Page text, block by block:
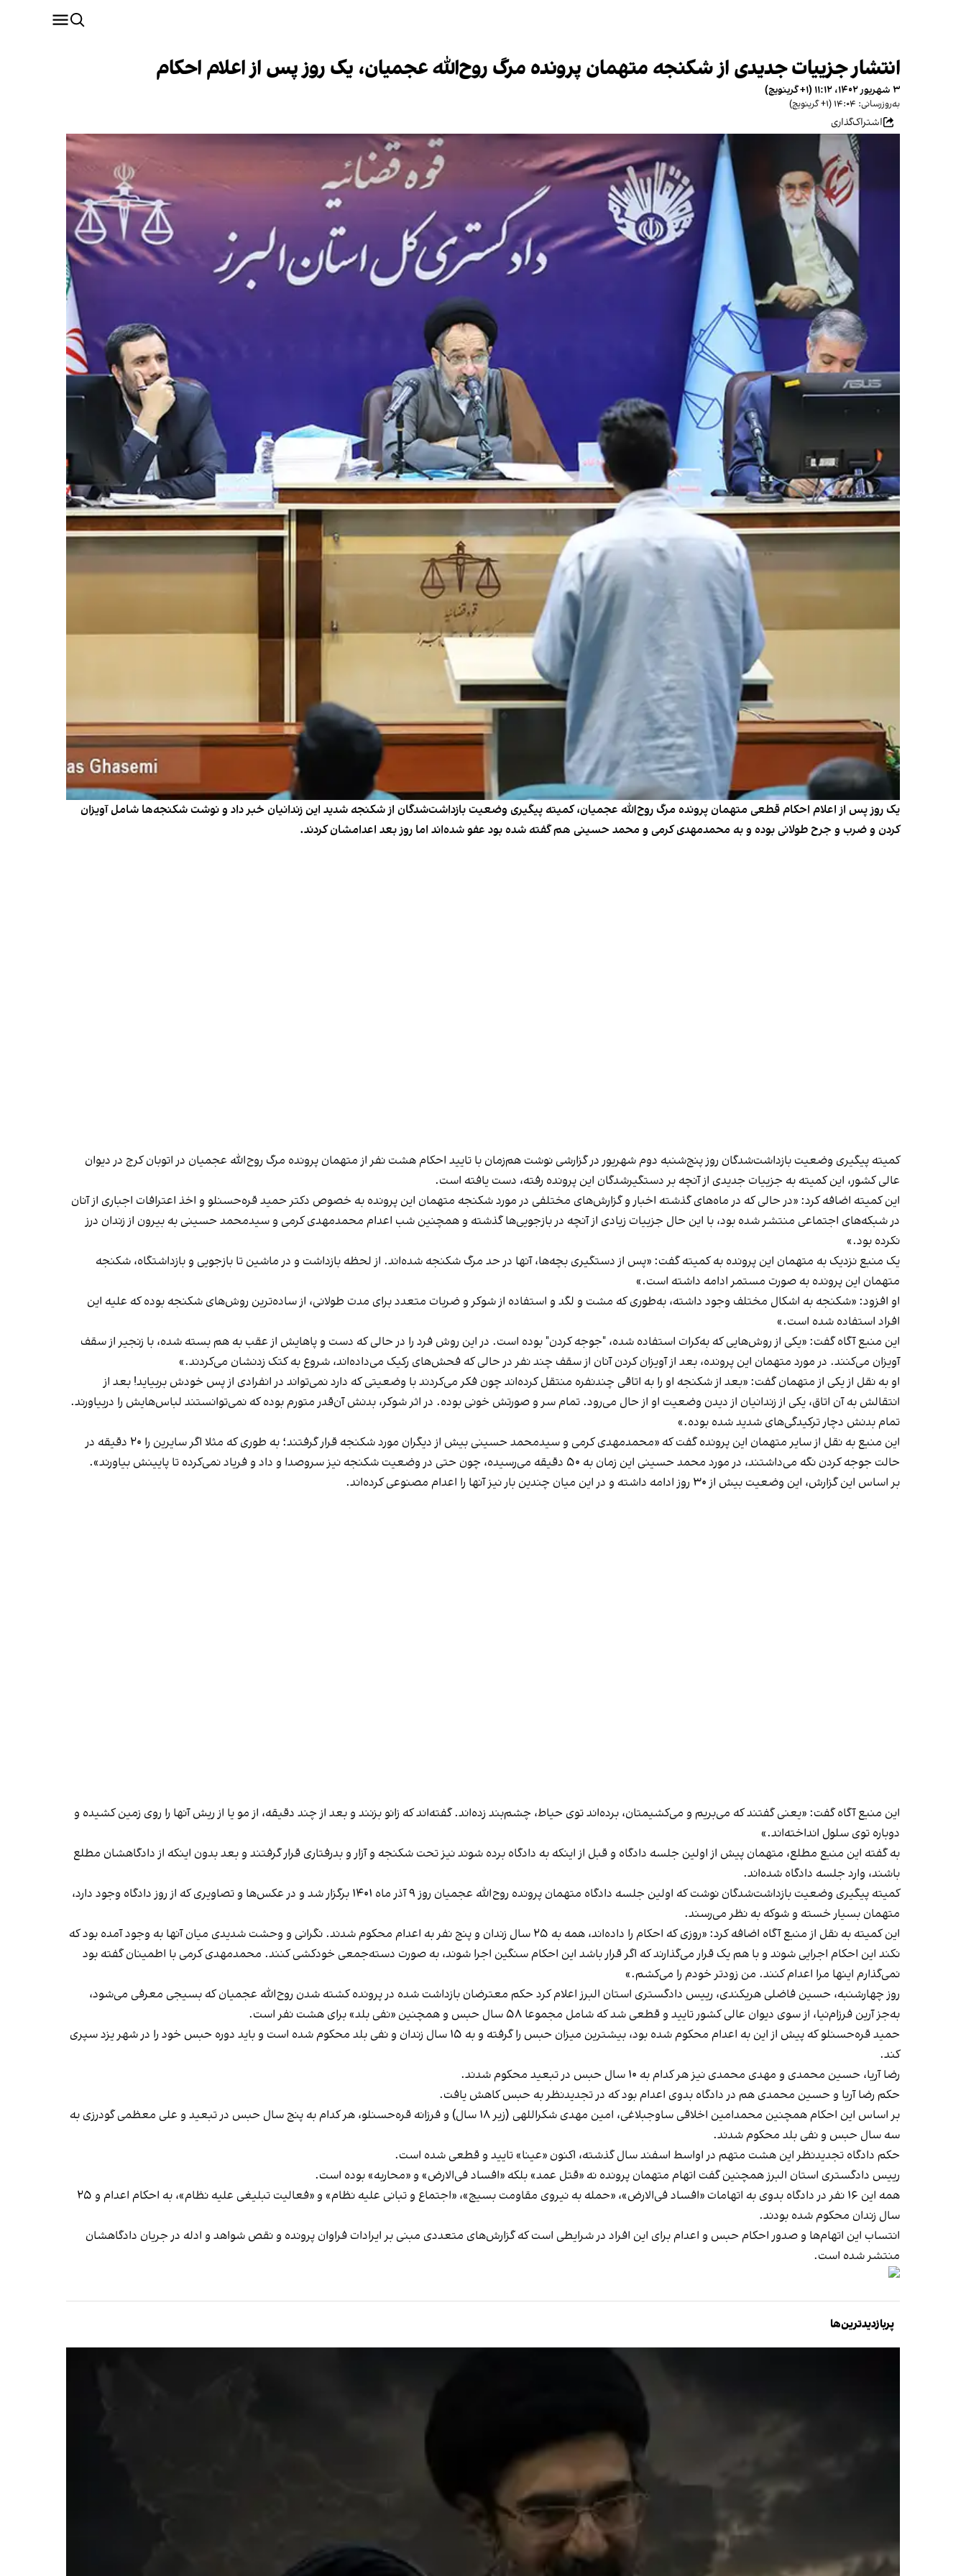
انتشار جزییات جدیدی از شکنجه متهمان پرونده مرگ روح‌الله عجمیان، یک روز پس از اعلام احکام
۳ شهریور ۱۴۰۲، ۱۱:۱۲ (‎+۱ گرینویچ)
به‌روزرسانی: ۱۴:۰۴ (‎+۱ گرینویچ)
اشتراک‌گذاری
یک روز پس از اعلام احکام قطعی متهمان پرونده مرگ روح‌الله عجمیان، کمیته پیگیری وضعیت بازداشت‌شدگان از شکنجه شدید این زندانیان خبر داد و نوشت شکنجه‌ها شامل آویزان‌
کردن و ضرب و جرح طولانی بوده و به محمدمهدی کرمی و محمد حسینی هم گفته شده بود عفو شده‌اند اما روز بعد اعدامشان کردند.
کمیته پیگیری وضعیت بازداشت‌شدگان روز پنج‌شنبه دوم شهریور در گزارشی نوشت هم‌زمان با تایید احکام هشت نفر از متهمان پرونده مرگ روح‌الله عجمیان در اتوبان کرج در دیوان
عالی کشور، این کمیته به جزییات جدیدی از آنچه بر دستگیرشدگان این پرونده رفته، دست یافته است.
این کمیته اضافه کرد: «در حالی که در ماه‌‏های گذشته اخبار و گزارش‌های مختلفی در مورد شکنجه متهمان این پرونده به خصوص دکتر حمید قره‌‎حسنلو و اخذ اعترافات اجباری از آنان
در شبکه‌‎های اجتماعی منتشر شده بود، با این حال جزییات زیادی از آنچه در بازجویی‌ها گذشته و همچنین شب اعدام محمدمهدی کرمی و سیدمحمد حسینی به بیرون از زندان درز
نکرده بود.»
یک منبع نزدیک به متهمان این پرونده به کمیته گفت: «پس از دستگیری بچه‌ها، آنها در حد مرگ شکنجه شده‎‌اند. از لحظه بازداشت و در ماشین تا بازجویی و بازداشتگاه، شکنجه
متهمان این پرونده به صورت مستمر ادامه داشته است.»
او افزود: «شکنجه به اشکال مختلف وجود داشته، به‌طوری که مشت‌ و لگد و استفاده از شوکر و ضربات متعدد برای مدت طولانی، از ساده‌‎ترین روش‎‌های شکنجه بوده که علیه این
افراد استفاده شده است.»
این منبع آگاه گفت: «یکی از روش‌‎هایی که به‌کرات استفاده شده، "جوجه کردن" بوده است. در این روش فرد را در حالی که دست و پاهایش از عقب به هم بسته شده، با زنجیر از سقف
آویزان می‌کنند. در مورد متهمان این پرونده، بعد از آویزان کردن آنان از سقف چند نفر در حالی که فحش‌های رکیک می‌‎داده‌اند، شروع به کتک زدنشان می‌کردند.»
او به نقل از یکی از متهمان گفت: «بعد از شکنجه او را به اتاقی چندنفره منتقل کرده‌اند چون فکر می‌کردند با وضعیتی که دارد نمی‌تواند در انفرادی از پس خودش بربیاید! بعد از
انتقالش به آن اتاق، یکی از زندانیان از دیدن وضعیت او از حال می‌رود. تمام سر و صورتش خونی بوده. در اثر شوکر، بدنش آن‌قدر متورم بوده که نمی‌توانستند لباس‌‎هایش را دربیاورند.
تمام بدنش دچار ترکیدگی‎‌های شدید شده بوده.»
این منبع به نقل از سایر متهمان این پرونده گفت که «محمدمهدی کرمی و سیدمحمد حسینی بیش از دیگران مورد شکنجه قرار گرفتند؛ به طوری که مثلا اگر سایرین را ۲۰ دقیقه در
حالت جوجه کردن نگه می‌داشتند، در مورد محمد حسینی این زمان به ۵۰ دقیقه می‌رسیده، چون حتی در وضعیت شکنجه نیز سروصدا و داد و فریاد نمی‌کرده تا پایینش بیاورند».
بر اساس این گزارش، این وضعیت بیش از ۳۰ روز ادامه داشته و در این میان چندین بار نیز آنها را اعدام مصنوعی کرده‌‎اند.
این منبع آگاه گفت: «یعنی گفتند که می‌بریم و می‌کشیمتان، برده‌اند توی حیاط، چشم‌‎بند زده‌اند. گفته‎‌اند که زانو بزنند و بعد از چند دقیقه، از مو یا از ریش آنها را روی زمین کشیده و
دوباره توی سلول انداخته‌اند.»
به گفته این منبع مطلع، متهمان پیش از اولین جلسه دادگاه و قبل از اینکه به دادگاه برده شوند نیز تحت شکنجه و آزار و بد‌رفتاری قرار گرفتند و بعد بدون اینکه از دادگاهشان مطلع
باشند، وارد جلسه دادگاه شده‌اند.
کمیته پیگیری وضعیت بازداشت‌شدگان نوشت که اولین جلسه دادگاه متهمان پرونده روح‌‎الله عجمیان روز ۹ آذر ماه ۱۴۰۱ برگزار شد و در عکس‌‎ها و تصاویری که از روز دادگاه وجود دارد،
متهمان بسیار خسته و شوکه به نظر می‌‎رسند.
این کمیته به نقل از منبع آگاه اضافه کرد: «روزی که احکام را داده‌‎اند، همه به ۲۵ سال زندان و پنج نفر به اعدام محکوم شدند. نگرانی و وحشت شدیدی میان آنها به وجود آمده بود که
نکند این احکام اجرایی شوند و با هم یک قرار می‎‌گذارند که اگر قرار باشد این احکام سنگین اجرا شوند، به صورت دسته‌جمعی خودکشی کنند. محمدمهدی کرمی با اطمینان گفته بود
نمی‌گذارم اینها مرا اعدام کنند. من زودتر خودم را می‌کشم.»
روز چهارشنبه، حسین فاضلی هریکندی، رییس دادگستری استان البرز اعلام کرد حکم معترضان بازداشت شده در پرونده کشته شدن روح‌الله عجمیان که بسیجی معرفی می‌شود،
به‌جز آرین فرزام‌نیا، از سوی دیوان عالی کشور تایید و قطعی شد که شامل مجموعا ۵۸ سال حبس و همچنین «نفی بلد» برای هشت نفر است.
حمید قره‌حسنلو که پیش از این به اعدام محکوم شده بود، بیشترین میزان حبس را گرفته و به ۱۵ سال زندان و نفی بلد محکوم شده است و باید دوره حبس خود را در شهر یزد سپری
کند.
رضا آریا، حسین محمدی و مهدی محمدی نیز هر کدام به ۱۰ سال حبس در تبعید محکوم شدند.
حکم رضا آریا و حسین محمدی هم در دادگاه بدوی اعدام بود که در تجدیدنظر به حبس کاهش یافت.
بر اساس این احکام همچنین محمدامین اخلاقی ساوجبلاغی، امین مهدی شکراللهی (زیر ۱۸ سال) و فرزانه قره‌حسنلو، هر کدام به پنج سال حبس در تبعید و علی معظمی گودرزی به
سه سال حبس و نفی بلد محکوم شدند.
حکم دادگاه تجدید‌نظر این هشت متهم در اواسط اسفند سال گذشته، اکنون «عینا» تایید و قطعی شده است.
رییس دادگستری استان البرز همچنین گفت اتهام متهمان پرونده نه «قتل عمد» بلکه «افساد فی‌الارض» و «محاربه» بوده است.
همه این ۱۶ نفر در دادگاه بدوی به اتهامات «افساد فی‌الارض»، «حمله به نیروی مقاومت بسیج»، «اجتماع و تبانی علیه نظام» و «فعالیت تبلیغی علیه نظام»، به احکام اعدام و ۲۵
سال زندان محکوم شده‌ بودند.
انتساب این اتهام‌ها و صدور احکام حبس و اعدام برای این افراد در شرایطی است که گزارش‌های متعددی مبنی بر ایرادات فراوان پرونده و نقص شواهد و ادله در جریان دادگاهشان
منتشر شده است.
پربازدیدترین‌ها